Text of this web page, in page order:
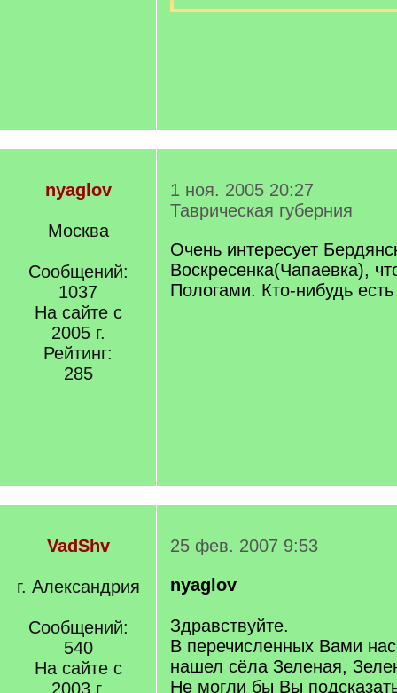
nyaglov
Москва
Сообщений:
1037
На сайте с
2005 г.
Рейтинг:
285
1 ноя. 2005 20:27
Таврическая губерния
Очень интересует
Воскресенка(Чапаевка),
Пологами. Кто-нибудь есть
VadShv
г. Александрия
Сообщений:
540
На сайте с
2003 г.
25 фев. 2007 9:53
nyaglov
Здравствуйте.
В перечисленных Вами
нашел сёла Зеленая,
Не могли бы Вы